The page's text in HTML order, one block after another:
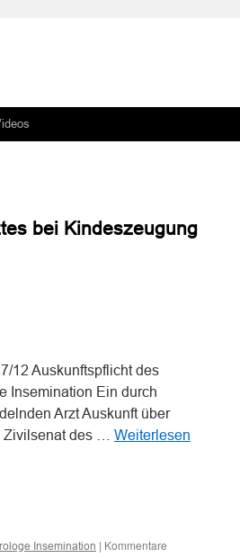
bei Kindeszeugung
12 Auskunftspflicht des
Insemination Ein durch
Arzt Auskunft über
Zivilsenat des … Weiterlesen
Insemination | Kommentare